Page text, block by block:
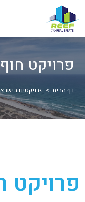
פרויקט
דף הבית > פרויקטים
פרויקט